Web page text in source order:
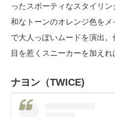
ったスポーティなスタイリ
和なトーンのオレンジ色を
で大人っぽいムードを演出
目を惹くスニーカーを加えれ
ナヨン（TWICE)